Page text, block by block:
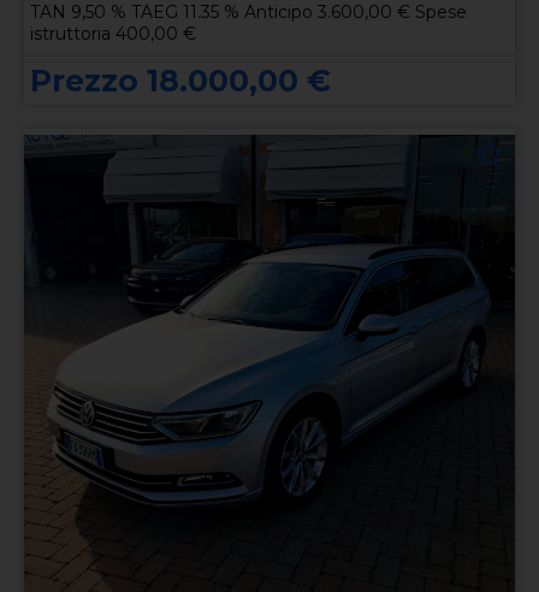
TAN 9,50 % TAEG 11.35 % Anticipo 3.600,00 € Spese
istruttoria 400,00 €
Prezzo 18.000,00 €